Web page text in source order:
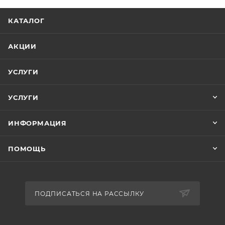
зависимости от объёма загрузки, уровня
бюджет и защищает ткани от лишнего химического
Aqua Block System™ с семью датчиками для
КАТАЛОГ
АКЦИИ
УСЛУГИ
УСЛУГИ
ИНФОРМАЦИЯ
ПОМОЩЬ
ПОДПИСАТЬСЯ НА РАССЫЛКУ